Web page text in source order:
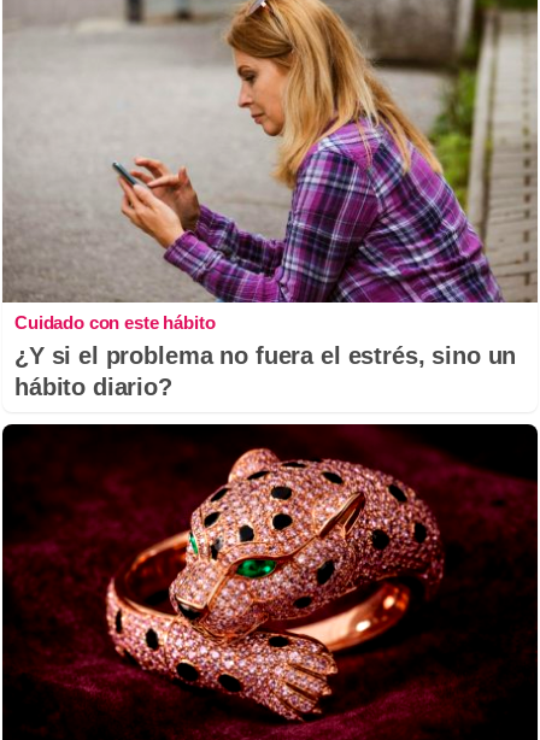
Cuidado con este hábito
¿Y si el problema no fuera el estrés, sino un
hábito diario?